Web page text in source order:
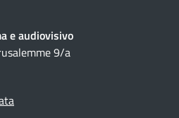
e audiovisivo
9/a